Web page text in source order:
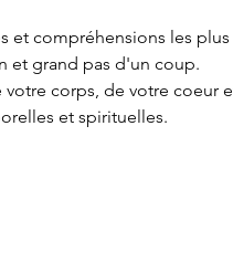
et compréhensions les
et grand pas d'un coup.
votre corps, de votre
et spirituelles.